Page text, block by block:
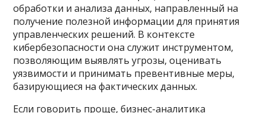
обработки и анализа данных, направленный на
получение полезной информации для принятия
управленческих решений. В контексте
кибербезопасности она служит инструментом,
позволяющим выявлять угрозы, оценивать
уязвимости и принимать превентивные меры,
базирующиеся на фактических данных.
Если говорить проще, бизнес-аналитика